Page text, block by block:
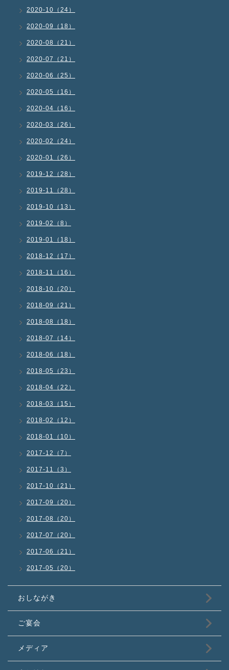
2020-10（24）
2020-09（18）
2020-08（21）
2020-07（21）
2020-06（25）
2020-05（16）
2020-04（16）
2020-03（26）
2020-02（24）
2020-01（26）
2019-12（28）
2019-11（28）
2019-10（13）
2019-02（8）
2019-01（18）
2018-12（17）
2018-11（16）
2018-10（20）
2018-09（21）
2018-08（18）
2018-07（14）
2018-06（18）
2018-05（23）
2018-04（22）
2018-03（15）
2018-02（12）
2018-01（10）
2017-12（7）
2017-11（3）
2017-10（21）
2017-09（20）
2017-08（20）
2017-07（20）
2017-06（21）
2017-05（20）
おしながき
ご宴会
メディア